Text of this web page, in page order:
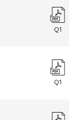
Q1
Q1